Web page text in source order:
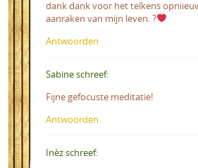
dank dank voor het telkens
aanraken van mijn leven. ?
Antwoorden
Sabine schreef:
Fijne gefocuste meditatie!
Antwoorden
Inèz schreef: